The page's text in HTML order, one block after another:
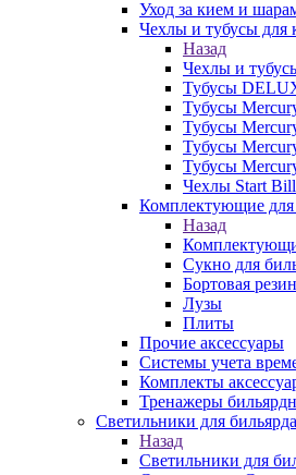
Уход за кием и
Чехлы и тубусы для
Назад
Чехлы и
Тубусы
Тубусы
Тубусы
Тубусы
Тубусы
Чехлы Start
Комплектующие для
Назад
Сукно для
Бортовая
Лузы
Плиты
Прочие аксессуары
Системы учета
Комплекты
Тренажеры
Светильники для бильярда
Назад
Светильники для